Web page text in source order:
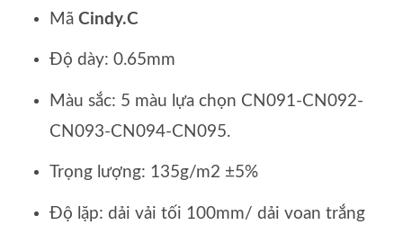
Mã Cindy.C
Độ dày: 0.65mm
Màu sắc: 5 màu lựa chọn CN091-CN092-
CN093-CN094-CN095.
Trọng lượng: 135g/m2 ±5%
Độ lặp: dải vải tối 100mm/ dải voan trắng